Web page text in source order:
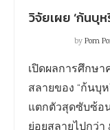
วิจัยเผย ‘ก้นบุ
byPom
เปิดผลการศึกษ
สลายของ “ก้นบุ
แตกตัวสุดซับซ้อ